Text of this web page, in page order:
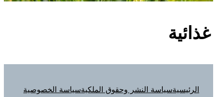
غذائية
الرئيسيةسياسة النشر وحقوق الملكيةسياسة الخصوصية